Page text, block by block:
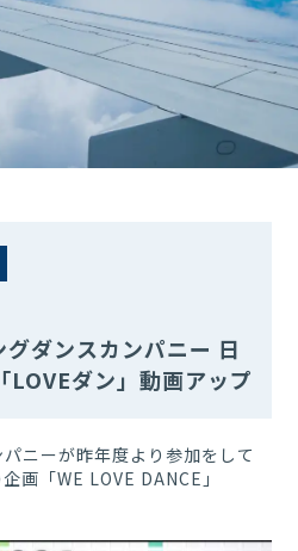
グダンスカンパニー 日
ダン」動画アップ
ニーが昨年度より参加をして
画「WE LOVE DANCE」